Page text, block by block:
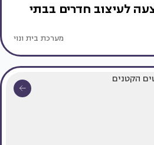
לעיצוב חדרים בבתי
מערכת בית ונוי